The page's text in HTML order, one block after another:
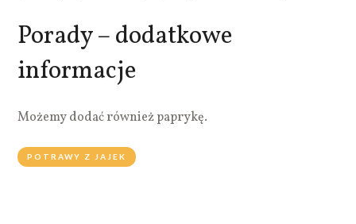
Porady – dodatkowe
informacje
Możemy dodać również paprykę.
POTRAWY Z JAJEK